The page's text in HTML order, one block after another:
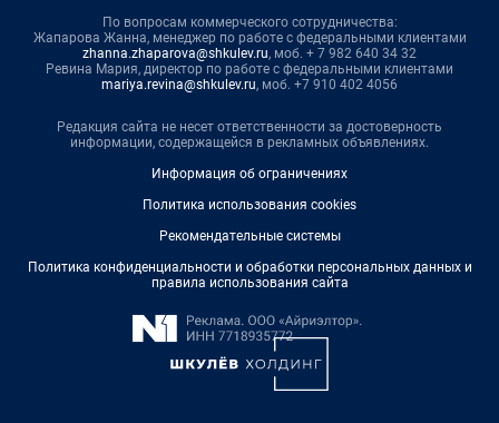
По вопросам коммерческого сотрудничества:
Жапарова Жанна, менеджер по работе с федеральными клиентами
zhanna.zhaparova@shkulev.ru, моб. + 7 982 640 34 32
Ревина Мария, директор по работе с федеральными клиентами
mariya.revina@shkulev.ru, моб. +7 910 402 4056
Редакция сайта не несет ответственности за достоверность
информации, содержащейся в рекламных объявлениях.
Информация об ограничениях
Политика использования cookies
Рекомендательные системы
Политика конфиденциальности и обработки персональных данных и
правила использования сайта